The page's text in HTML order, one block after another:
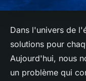
Dans l'univers de
solutions pour
Aujourd'hui, nous
un problème qui